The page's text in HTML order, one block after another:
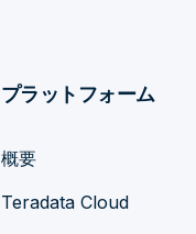
プラットフォーム
概要
Teradata Cloud